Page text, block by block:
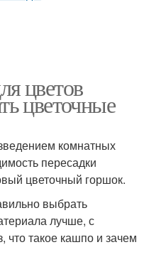
цветов
цветочные
комнатных
пересадки
цветочный горшок.
выбрать
лучше, с
такое кашпо и зачем